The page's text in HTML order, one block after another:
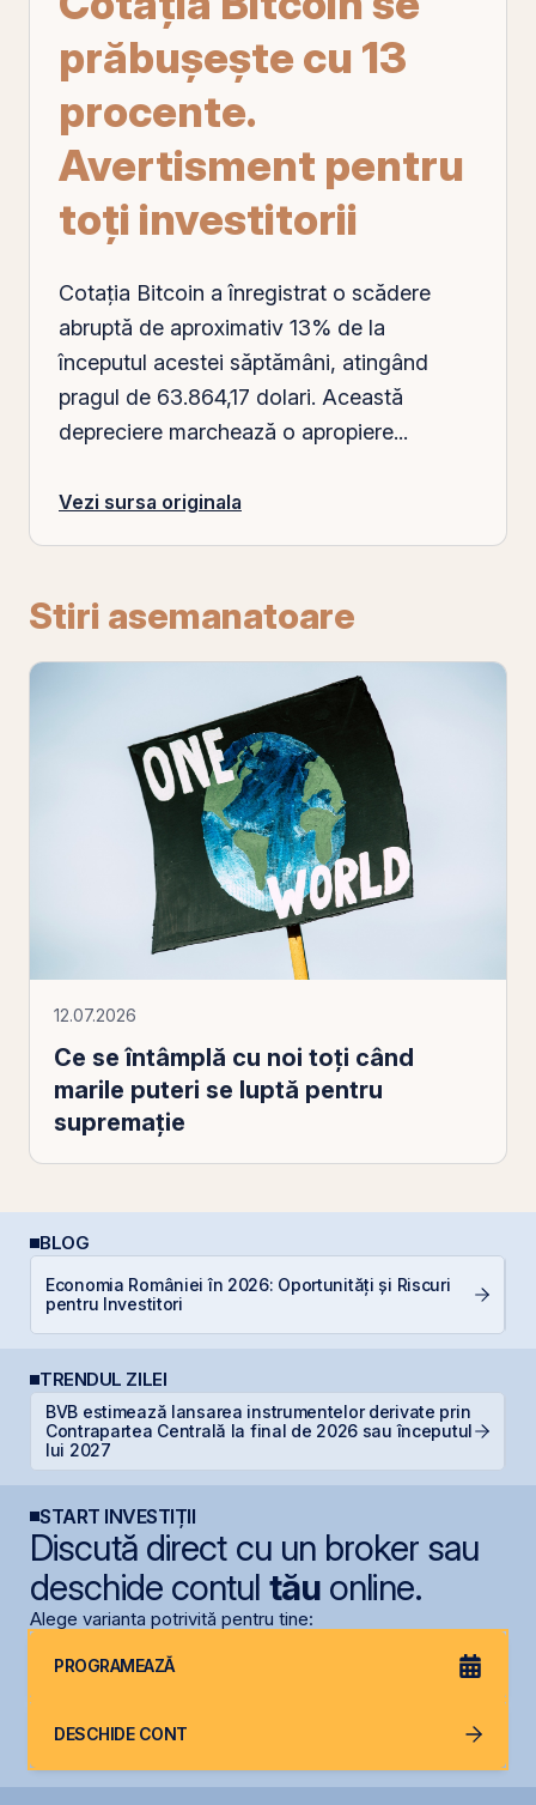
prăbușește cu 13
procente.
Avertisment pentru
toți investitorii
Cotația Bitcoin a înregistrat o scădere
abruptă de aproximativ 13% de la
începutul acestei săptămâni, atingând
pragul de 63.864,17 dolari. Această
depreciere marchează o apropiere...
Vezi sursa originala
Stiri asemanatoare
12.07.2026
Ce se întâmplă cu noi toți când
marile puteri se luptă pentru
supremație
BLOG
Economia României în 2026: Oportunități și Riscuri
pentru Investitori
TRENDUL ZILEI
BVB estimează lansarea instrumentelor derivate prin
Contrapartea Centrală la final de 2026 sau începutul
lui 2027
START INVESTIȚII
Discută direct cu un broker sau
deschide contul tăuonline.
Alege varianta potrivită pentru tine:
PROGRAMEAZĂ
DESCHIDE CONT